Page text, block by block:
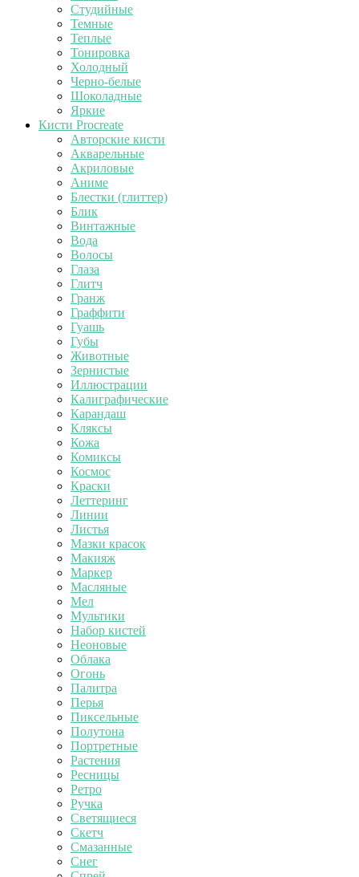
Студийные
Темные
Теплые
Тонировка
Холодный
Черно-белые
Шоколадные
Яркие
Кисти Procreate
Авторские кисти
Акварельные
Акриловые
Аниме
Блестки (глиттер)
Блик
Винтажные
Вода
Волосы
Глаза
Глитч
Гранж
Граффити
Гуашь
Губы
Животные
Зернистые
Иллюстрации
Калиграфические
Карандаш
Кляксы
Кожа
Комиксы
Космос
Краски
Леттеринг
Линии
Листья
Мазки красок
Макияж
Маркер
Масляные
Мел
Мультики
Набор кистей
Неоновые
Облака
Огонь
Палитра
Перья
Пиксельные
Полутона
Портретные
Растения
Ресницы
Ретро
Ручка
Светящиеся
Скетч
Смазанные
Снег